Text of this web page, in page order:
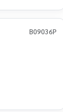
B09036P